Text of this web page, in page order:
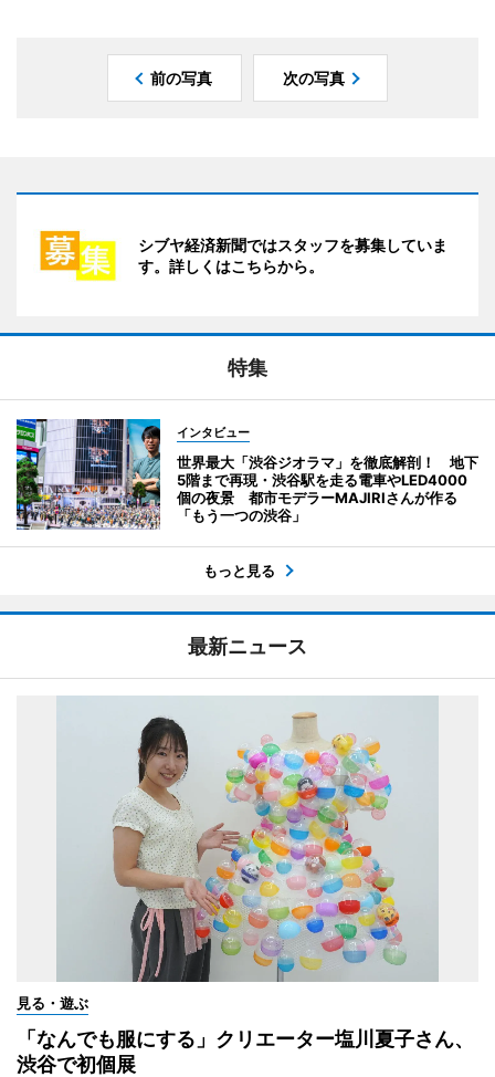
前の写真 次の写真
シブヤ経済新聞ではスタッフを募集していま
す。詳しくはこちらから。
特集
インタビュー
世界最大「渋谷ジオラマ」を徹底解剖！ 地下
5階まで再現・渋谷駅を走る電車やLED4000
個の夜景 都市モデラーMAJIRIさんが作る
「もう一つの渋谷」
もっと見る
最新ニュース
見る・遊ぶ
「なんでも服にする」クリエーター塩川夏子さん、
渋谷で初個展